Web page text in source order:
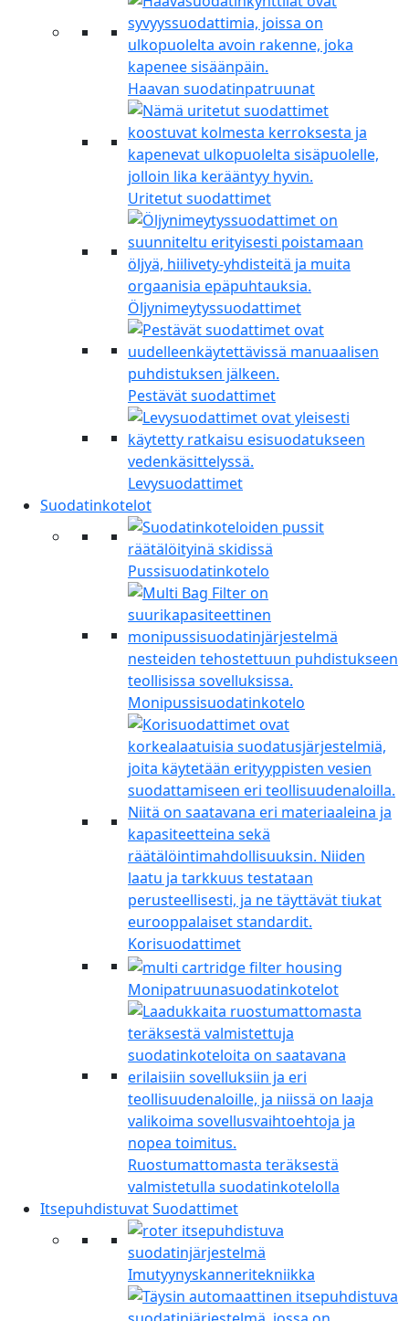
Haavan suodatinpatruunat
Uritetut suodattimet
Öljynimeytyssuodattimet
Pestävät suodattimet
Levysuodattimet
Suodatinkotelot
Pussisuodatinkotelo
Monipussisuodatinkotelo
Korisuodattimet
Monipatruunasuodatinkotelot
Ruostumattomasta teräksestä
valmistetulla suodatinkotelolla
Itsepuhdistuvat Suodattimet
Imutyynyskanneritekniikka